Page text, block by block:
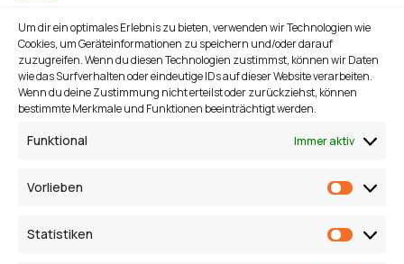
Um dir ein optimales Erlebnis zu bieten, verwenden wir Technologien wie
Cookies, um Geräteinformationen zu speichern und/oder darauf
zuzugreifen. Wenn du diesen Technologien zustimmst, können wir Daten
wie das Surfverhalten oder eindeutige IDs auf dieser Website verarbeiten.
Wenn du deine Zustimmung nicht erteilst oder zurückziehst, können
bestimmte Merkmale und Funktionen beeinträchtigt werden.
Funktional Immer aktiv
Vorlieben
Statistiken
Litronics Takeoff am 24.05.2014 bei uns
am Platz
Ramadama – 2014
19. April 2014
Ramadama im Frühjahr 2014